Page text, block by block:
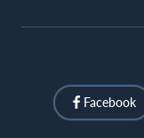
Facebook